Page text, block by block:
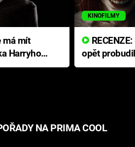
má mít
Harryho
KINOFILMY
opět
přichází s
NA PRIMA COOL